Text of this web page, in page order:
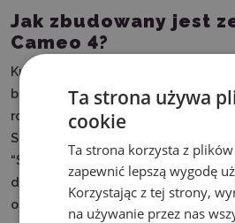
Jak zbudowany jest
Cameo 4?
Kurs składa się z dwóch części.
bez tajemnic” – podzielona jest
rozdziałów: “Poznaj swój ploter”,
Silhouette Studio”, “Ustawienia
“Szkicowanie”, “Cięcie wydruków”.
dowiesz się na praktycznym
opisane czynności.
Ta strona używa
cookie
Ta strona korzysta z
zapewnić lepszą wygodę
Korzystając z tej strony,
na używanie przez nas